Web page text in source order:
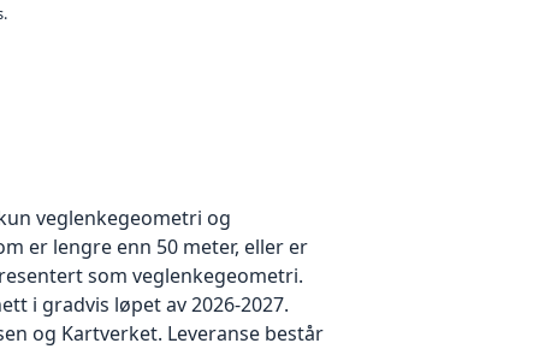
veglenkegeometri og
er lengre enn 50 meter, eller er
som veglenkegeometri.
i gradvis løpet av 2026-2027.
og Kartverket. Leveranse består